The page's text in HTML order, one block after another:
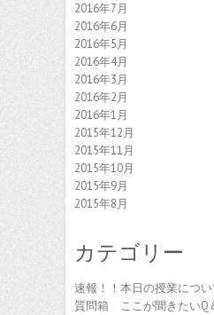
2016年7月
2016年6月
2016年5月
2016年4月
2016年3月
2016年2月
2016年1月
2015年12月
2015年11月
2015年10月
2015年9月
2015年8月
カテゴリー
速報！！本日の授業につい
質問箱 ここが聞きたいQ